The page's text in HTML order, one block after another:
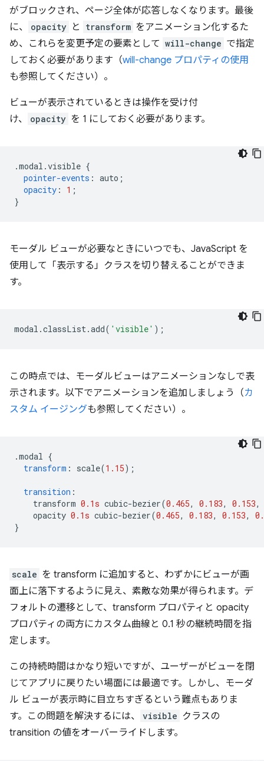
がブロックされ、ページ全体が応答しなくなります。最後
に、
opacity と transform をアニメーション化するた
め、これらを変更予定の要素として will-change で指定
しておく必要があります（will-change プロパティの使用
も参照してください）。
ビューが表示されているときは操作を受け付
け、
opacity を 1 にしておく必要があります。
.modal .visible {
pointer-events : auto ;
opacity : 1 ;
}
モーダル ビューが必要なときにいつでも、JavaScript を
使用して「表示する」クラスを切り替えることができま
す。
modal .classList.add( 'visible' );
この時点では、モーダルビューはアニメーションなしで表
示されます。以下でアニメーションを追加しましょう（カ
スタム イージングも参照してください）。
.modal {
transform : scale(1.15);
transition :
transform 0.1s cubic-bezier(0.465, 0.183, 0.153,
opacity 0.1s cubic-bezier(0.465, 0.183, 0.153,
}
scale を transform に追加すると、わずかにビューが画
面上に落下するように見え、素敵な効果が得られます。デ
フォルトの遷移として、transform プロパティと opacity
プロパティの両方にカスタム曲線と 0.1 秒の継続時間を指
定します。
この持続時間はかなり短いですが、ユーザーがビューを閉
じてアプリに戻りたい場面には最適です。しかし、モーダ
ル ビューが表示時に目立ちすぎるという難点もありま
す。この問題を解決するには、
visible クラスの
transition の値をオーバーライドします。